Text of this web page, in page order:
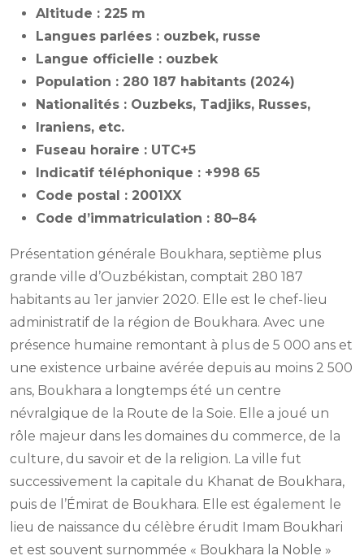
Altitude : 225 m
Langues parlées : ouzbek, russe
Langue officielle : ouzbek
Population : 280 187 habitants (2024)
Nationalités : Ouzbeks, Tadjiks, Russes,
Iraniens, etc.
Fuseau horaire : UTC+5
Indicatif téléphonique : +998 65
Code postal : 2001XX
Code d’immatriculation : 80–84
Présentation générale Boukhara, septième plus
grande ville d’Ouzbékistan, comptait 280 187
habitants au 1er janvier 2020. Elle est le chef-lieu
administratif de la région de Boukhara. Avec une
présence humaine remontant à plus de 5 000 ans et
une existence urbaine avérée depuis au moins 2 500
ans, Boukhara a longtemps été un centre
névralgique de la Route de la Soie. Elle a joué un
rôle majeur dans les domaines du commerce, de la
culture, du savoir et de la religion. La ville fut
successivement la capitale du Khanat de Boukhara,
puis de l’Émirat de Boukhara. Elle est également le
lieu de naissance du célèbre érudit Imam Boukhari
et est souvent surnommée « Boukhara la Noble »